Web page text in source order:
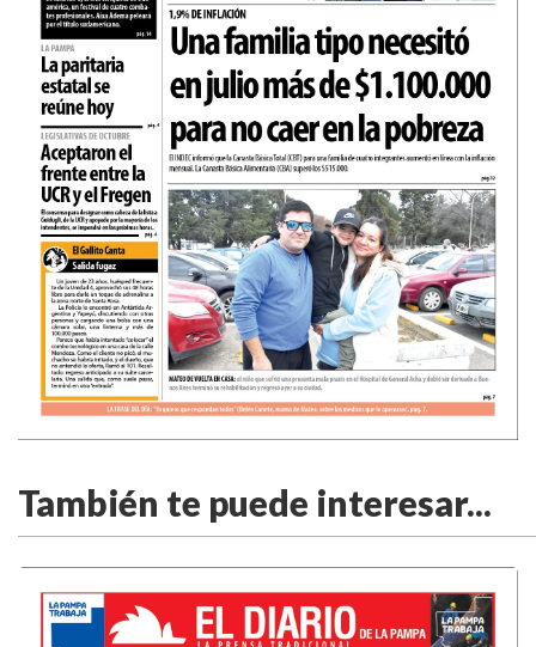
También te puede interesar...